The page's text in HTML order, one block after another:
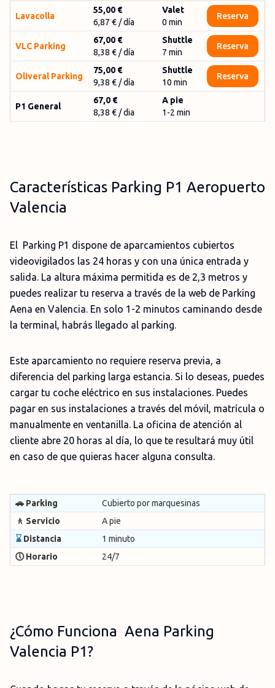
Lavacolla
55,00 €
6,87 € / día
Valet
0 min
Reserva
VLC Parking
67,00 €
8,38 € / día
Shuttle
7 min
Reserva
Oliveral Parking
75,00 €
9,38 € / día
Shuttle
10 min
Reserva
P1 General
67,0 €
8,38 € / dia
A pie
1-2 min
Características Parking P1 Aeropuerto
Valencia
El Parking P1 dispone de aparcamientos cubiertos
videovigilados las 24 horas y con una única entrada y
salida. La altura máxima permitida es de 2,3 metros y
puedes realizar tu reserva a través de la web de Parking
Aena en Valencia. En solo 1-2 minutos caminando desde
la terminal, habrás llegado al parking.
Este aparcamiento no requiere reserva previa, a
diferencia del parking larga estancia. Si lo deseas, puedes
cargar tu coche eléctrico en sus instalaciones. Puedes
pagar en sus instalaciones a través del móvil, matrícula o
manualmente en ventanilla. La oficina de atención al
cliente abre 20 horas al día, lo que te resultará muy útil
en caso de que quieras hacer alguna consulta.
🚗 Parking
Cubierto por marquesinas
🚶 Servicio
A pie
⌛ Distancia
1 minuto
🕔 Horario
24/7
¿Cómo Funciona Aena Parking
Valencia P1?